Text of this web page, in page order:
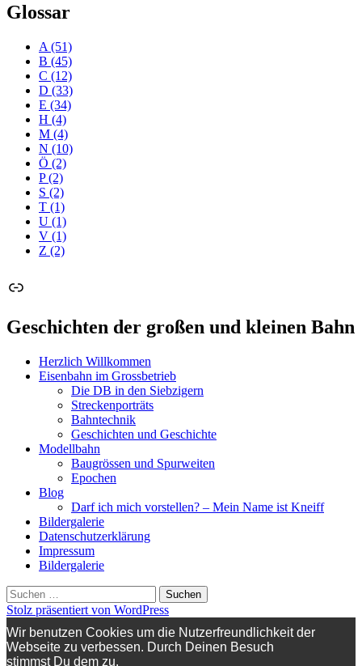
Glossar
A (51)
B (45)
C (12)
D (33)
E (34)
H (4)
M (4)
N (10)
Ö (2)
P(2)
S (2)
T (1)
U (1)
V (1)
Z (2)
Link
Geschichten der großen und kleinen Bahn
Herzlich Willkommen
Eisenbahn im Grossbetrieb
Die DB in den Siebzigern
Streckenporträts
Bahntechnik
Geschichten und Geschichte
Modellbahn
Baugrössen und Spurweiten
Epochen
Blog
Darf ich mich vorstellen? – Mein Name ist Kneiff
Bildergalerie
Datenschutzerklärung
Impressum
Bildergalerie
Suchen
nach:
Stolz präsentiert von WordPress
Wir benutzen Cookies um die Nutzerfreundlichkeit der
Webseite zu verbessen. Durch Deinen Besuch
stimmst Du dem zu.